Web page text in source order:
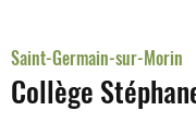
Collège
Saint-Germain-sur-Morin